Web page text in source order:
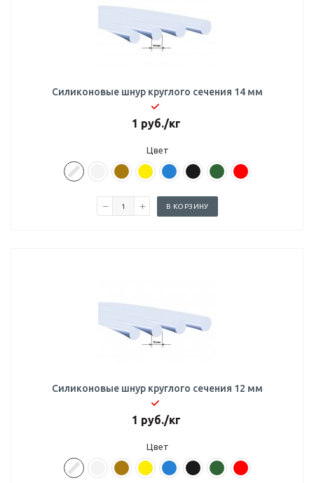
Силиконовые шнур круглого сечения 14 мм
1 руб./кг
Цвет
В КОРЗИНУ
Силиконовые шнур круглого сечения 12 мм
1 руб./кг
Цвет